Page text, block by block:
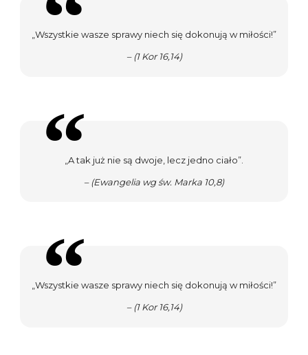
„Wszystkie wasze sprawy niech się dokonują w miłości!”
– (1 Kor 16,14)
„A tak już nie są dwoje, lecz jedno ciało”.
– (Ewangelia wg św. Marka 10,8)
„Wszystkie wasze sprawy niech się dokonują w miłości!”
– (1 Kor 16,14)